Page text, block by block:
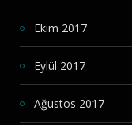
Ekim 2017
Eylül 2017
Ağustos 2017